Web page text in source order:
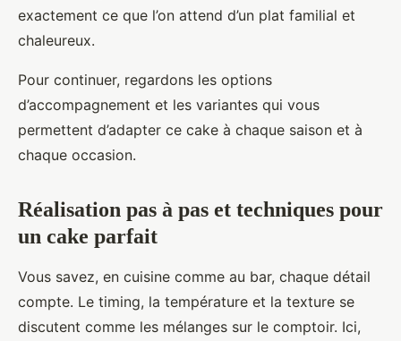
exactement ce que l’on attend d’un plat familial et
chaleureux.
Pour continuer, regardons les options
d’accompagnement et les variantes qui vous
permettent d’adapter ce cake à chaque saison et à
chaque occasion.
Réalisation pas à pas et techniques pour
un cake parfait
Vous savez, en cuisine comme au bar, chaque détail
compte. Le timing, la température et la texture se
discutent comme les mélanges sur le comptoir. Ici,